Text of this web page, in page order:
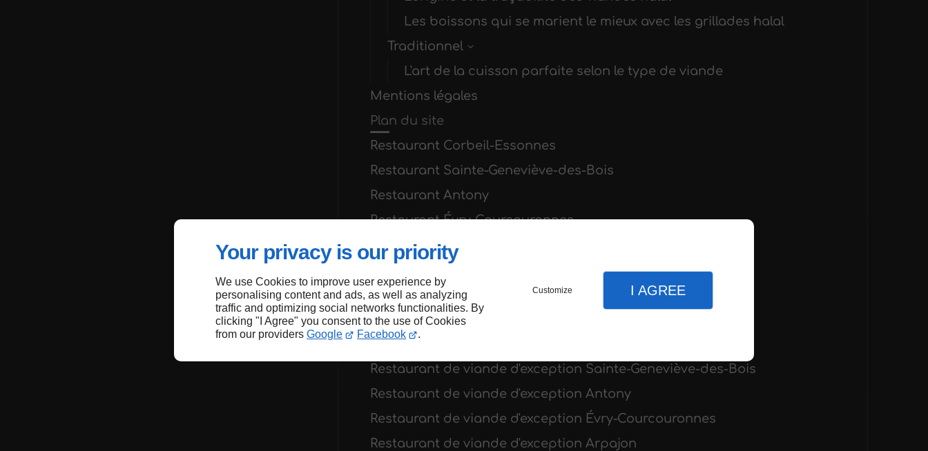
Your privacy is our priority
We use Cookies to improve user experience by
personalising content and ads, as well as analyzing
traffic and optimizing social networks functionalities. By
clicking "I Agree" you consent to the use of Cookies
from our providers Google Facebook .
Customize I AGREE
Les boissons qui se marient le mieux avec les grillades halal
Traditionnel
L'art de la cuisson parfaite selon le type de viande
Mentions légales
Plan du site
Restaurant Corbeil-Essonnes
Restaurant Sainte-Geneviève-des-Bois
Restaurant Antony
Restaurant Évry-Courcouronnes
Restaurant Arpajon
Restaurant Longjumeau
Restaurant Massy
Restaurant de viande d'exception Corbeil-Essonnes
Restaurant de viande d'exception Sainte-Geneviève-des-Bois
Restaurant de viande d'exception Antony
Restaurant de viande d'exception Évry-Courcouronnes
Restaurant de viande d'exception Arpajon